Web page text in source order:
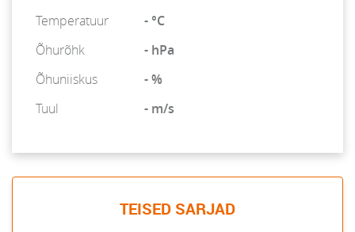
Temperatuur
- °C
Õhurõhk
- hPa
Õhuniiskus
- %
Tuul
- m/s
TEISED SARJAD